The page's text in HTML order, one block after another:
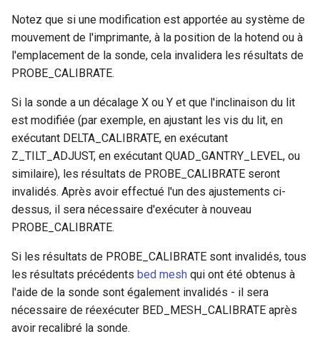
Notez que si une modification est apportée au système de
mouvement de l'imprimante, à la position de la hotend ou à
l'emplacement de la sonde, cela invalidera les résultats de
PROBE_CALIBRATE.
Si la sonde a un décalage X ou Y et que l'inclinaison du lit
est modifiée (par exemple, en ajustant les vis du lit, en
exécutant DELTA_CALIBRATE, en exécutant
Z_TILT_ADJUST, en exécutant QUAD_GANTRY_LEVEL, ou
similaire), les résultats de PROBE_CALIBRATE seront
invalidés. Après avoir effectué l'un des ajustements ci-
dessus, il sera nécessaire d'exécuter à nouveau
PROBE_CALIBRATE.
Si les résultats de PROBE_CALIBRATE sont invalidés, tous
les résultats précédents bed mesh qui ont été obtenus à
l'aide de la sonde sont également invalidés - il sera
nécessaire de réexécuter BED_MESH_CALIBRATE après
avoir recalibré la sonde.